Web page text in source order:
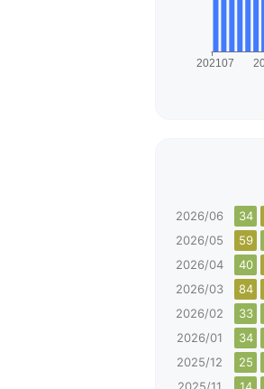
2026/06 34
2026/05
59
2026/04
40
2026/03
84
2026/02
33
2026/01
34
2025/12
25